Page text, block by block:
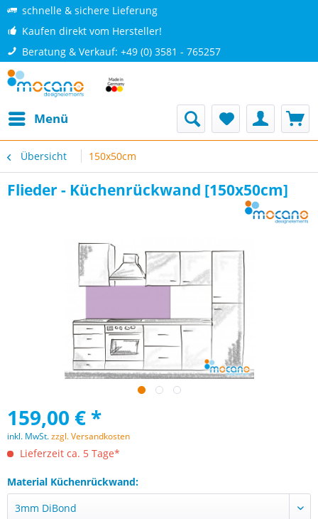
schnelle & sichere Lieferung
Kaufen direkt vom Hersteller!
Beratung & Verkauf: +49 (0) 3581 - 765257
Menü
Übersicht 150x50cm
Flieder - Küchenrückwand [150x50cm]
159,00 € *
inkl. MwSt.zzgl. Versandkosten
Lieferzeit ca. 5 Tage*
Material Küchenrückwand: